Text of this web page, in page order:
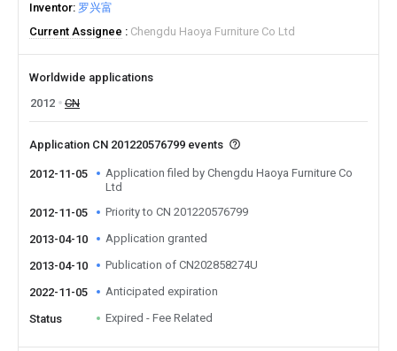
Inventor 罗兴富
Current Assignee
Chengdu Haoya Furniture Co Ltd
Worldwide applications
2012
CN
Application CN 201220576799 events
2012-11-05
Application filed by Chengdu Haoya Furniture Co
Ltd
2012-11-05
Priority to CN 201220576799
2013-04-10 Application granted
2013-04-10 Publication of CN202858274U
2022-11-05 Anticipated expiration
Status Expired - Fee Related